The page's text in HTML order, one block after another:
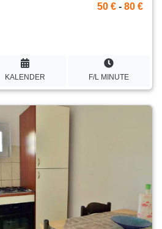
50 € - 80 €
KALENDER F/L MINUTE